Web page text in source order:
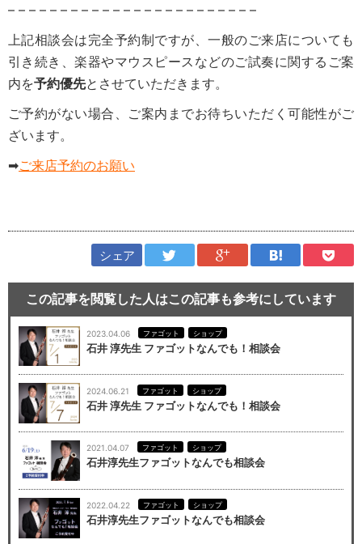
– – – – – – – – – – – – – – – – – – – – – – – –
上記相談会は完全予約制ですが、一般のご来店についても
引き続き、楽器やマウスピースなどのご試奏に関するご案
内を予約優先とさせていただきます。
ご予約がない場合、ご案内までお待ちいただく可能性がご
ざいます。
➡ご来店予約のお願い
シェア
この記事を閲覧した人はこの記事も参考にしています
2023.04.06 ファゴット ショップ
石井 淳先生 ファゴットなんでも！相談会
2024.06.21 ファゴット ショップ
石井 淳先生 ファゴットなんでも！相談会
2021.04.07 ファゴット ショップ
石井淳先生ファゴットなんでも相談会
2022.04.22 ファゴット ショップ
石井淳先生ファゴットなんでも相談会